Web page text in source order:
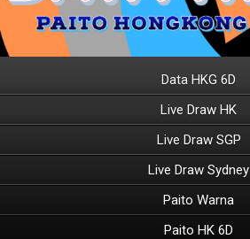
Data HKG 6D
Live Draw HK
Live Draw SGP
Live Draw Sydney
Paito Warna
Paito HK 6D